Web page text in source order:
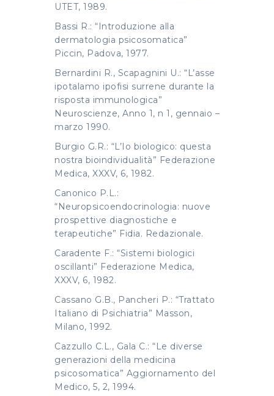
UTET, 1989.
Bassi R.: “Introduzione alla
dermatologia psicosomatica”
Piccin, Padova, 1977.
Bernardini R., Scapagnini U.: “L’asse
ipotalamo ipofisi surrene durante la
risposta immunologica”
Neuroscienze, Anno 1, n 1, gennaio –
marzo 1990.
Burgio G.R.: “L’Io biologico: questa
nostra bioindividualità” Federazione
Medica, XXXV, 6, 1982.
Canonico P.L.:
“Neuropsicoendocrinologia: nuove
prospettive diagnostiche e
terapeutiche” Fidia. Redazionale.
Caradente F.: “Sistemi biologici
oscillanti” Federazione Medica,
XXXV, 6, 1982.
Cassano G.B., Pancheri P.: “Trattato
Italiano di Psichiatria” Masson,
Milano, 1992.
Cazzullo C.L., Gala C.: “Le diverse
generazioni della medicina
psicosomatica” Aggiornamento del
Medico, 5, 2, 1994.